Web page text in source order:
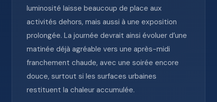
luminosité laisse beaucoup de place aux
activités dehors, mais aussi à une exposition
prolongée. La journée devrait ainsi évoluer d’une
matinée déjà agréable vers une après-midi
franchement chaude, avec une soirée encore
douce, surtout si les surfaces urbaines
restituent la chaleur accumulée.